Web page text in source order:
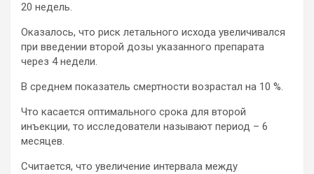
20 недель.
Оказалось, что риск летального исхода увеличивался
при введении второй дозы указанного препарата
через 4 недели.
В среднем показатель смертности возрастал на 10 %.
Что касается оптимального срока для второй
инъекции, то исследователи называют период – 6
месяцев.
Считается, что увеличение интервала между